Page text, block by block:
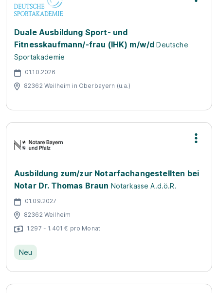
Duale Ausbildung Sport- und
Fitnesskaufmann/-frau (IHK) m/w/d Deutsche
Sportakademie
01.10.2026
82362 Weilheim in Oberbayern (u.a.)
Ausbildung zum/zur Notarfachangestellten bei
Notar Dr. Thomas Braun Notarkasse A.d.ö.R.
01.09.2027
82362 Weilheim
1.297 - 1.401 € pro Monat
Neu